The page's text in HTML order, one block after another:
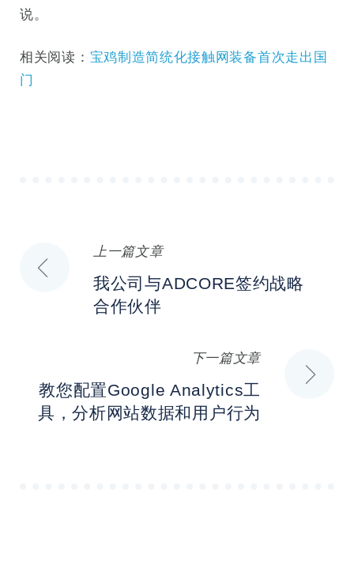
说。
相关阅读： 宝鸡制造简统化接触网装备首次走出国
门
文
航
上一篇文章
我公司与ADCORE签约战略
合作伙伴
下一篇文章
教您配置Google Analytics工
具，分析网站数据和用户行为